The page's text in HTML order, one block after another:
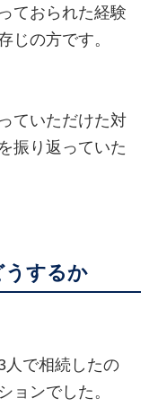
ておられた経験
じの方です。
ていただけた対
振り返っていた
うするか
人で相続したの
ョンでした。